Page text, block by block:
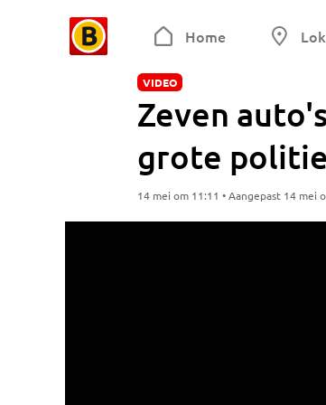
Home
VIDEO
Zeven
grote
14 mei om 11:11 • Aangepast 14 mei